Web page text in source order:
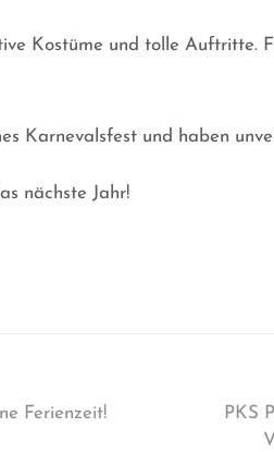
Kostüme und tolle Auftritte.
Karnevalsfest und haben
nächste Jahr!
Ferienzeit!
PKS